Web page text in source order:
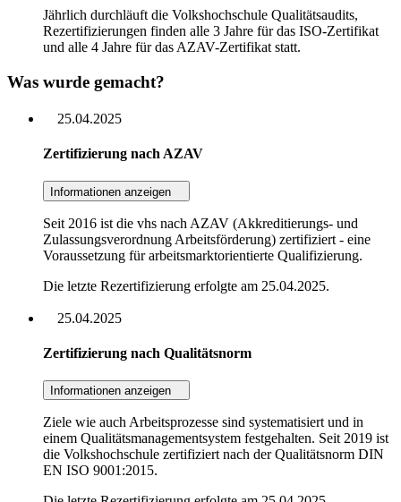
Jährlich durchläuft die Volkshochschule Qualitätsaudits,
Rezertifizierungen finden alle 3 Jahre für das ISO-Zertifikat
und alle 4 Jahre für das AZAV-Zertifikat statt.
Was wurde gemacht?
25.04.2025
Zertifizierung nach AZAV
Informationen anzeigen
Seit 2016 ist die vhs nach AZAV (Akkreditierungs- und
Zulassungsverordnung Arbeitsförderung) zertifiziert - eine
Voraussetzung für arbeitsmarktorientierte Qualifizierung.
Die letzte Rezertifizierung erfolgte am 25.04.2025.
25.04.2025
Zertifizierung nach Qualitätsnorm
Informationen anzeigen
Ziele wie auch Arbeitsprozesse sind systematisiert und in
einem Qualitätsmanagementsystem festgehalten. Seit 2019 ist
die Volkshochschule zertifiziert nach der Qualitätsnorm DIN
EN ISO 9001:2015.